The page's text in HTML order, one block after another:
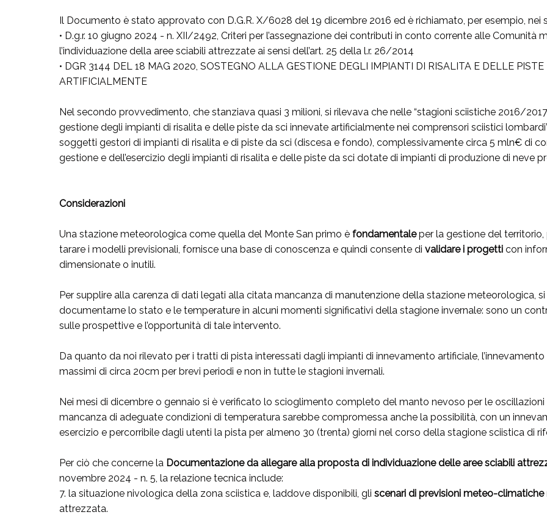
Il Documento è stato approvato con D.G.R. X/6028 del 19 dicembre 2016 ed è richiamato, per esempio, nei
• D.g.r. 10 giugno 2024 - n. XII/2492, Criteri per l’assegnazione dei contributi in conto corrente alle
l’individuazione della aree sciabili attrezzate ai sensi dell’art. 25 della l.r. 26/2014
• DGR 3144 DEL 18 MAG 2020, SOSTEGNO ALLA GESTIONE DEGLI IMPIANTI DI RISALITA E DELLE
ARTIFICIALMENTE
Nel secondo provvedimento, che stanziava quasi 3 milioni, si rilevava che nelle “stagioni sciistiche 2016/
gestione degli impianti di risalita e delle piste da sci innevate artificialmente nei comprensori sciistici
soggetti gestori di impianti di risalita e di piste da sci (discesa e fondo), complessivamente circa 5 mln€ di
gestione e dell’esercizio degli impianti di risalita e delle piste da sci dotate di impianti di produzione di neve
Considerazioni
Una stazione meteorologica come quella del Monte San primo è fondamentaleper la gestione del
tarare i modelli previsionali, fornisce una base di conoscenza e quindi consente di validare i progetti con
dimensionate o inutili.
Per supplire alla carenza di dati legati alla citata mancanza di manutenzione della stazione meteorologica,
documentarne lo stato e le temperature in alcuni momenti significativi della stagione invernale: sono un
sulle prospettive e l’opportunità di tale intervento.
Da quanto da noi rilevato per i tratti di pista interessati dagli impianti di innevamento artificiale,
massimi di circa 20cm per brevi periodi e non in tutte le stagioni invernali.
Nei mesi di dicembre o gennaio si è verificato lo scioglimento completo del manto nevoso per le oscillazioni
mancanza di adeguate condizioni di temperatura sarebbe compromessa anche la possibilità, con un
esercizio e percorribile dagli utenti la pista per almeno 30 (trenta) giorni nel corso della stagione sciistica di
Per ciò che concerne la Documentazione da allegare alla proposta di individuazione delle aree sciabili
novembre 2024 - n. 5, la relazione tecnica include:
7. la situazione nivologica della zona sciistica e, laddove disponibili, gli scenari di previsioni meteo-climatiche
attrezzata.